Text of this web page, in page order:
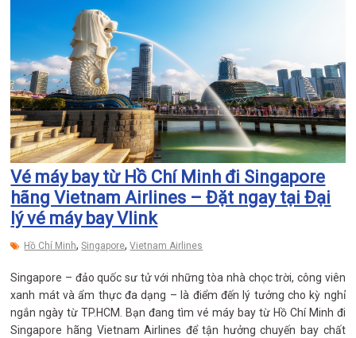
Vé máy bay từ Hồ Chí Minh đi Singapore
hãng Vietnam Airlines – Đặt ngay tại Đại
lý vé máy bay Vlink
Hồ Chí Minh,Singapore,Vietnam Airlines
Singapore – đảo quốc sư tử với những tòa nhà chọc trời, công viên
xanh mát và ẩm thực đa dạng – là điểm đến lý tưởng cho kỳ nghỉ
ngắn ngày từ TP.HCM. Bạn đang tìm vé máy bay từ Hồ Chí Minh đi
Singapore hãng Vietnam Airlines để tận hưởng chuyến bay chất